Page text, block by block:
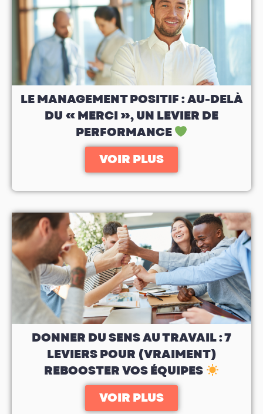
LE MANAGEMENT POSITIF : AU-DELÀ
DU « MERCI », UN LEVIER DE
PERFORMANCE
VOIR PLUS
DONNER DU SENS AU TRAVAIL : 7
LEVIERS POUR (VRAIMENT)
REBOOSTER VOS ÉQUIPES
VOIR PLUS